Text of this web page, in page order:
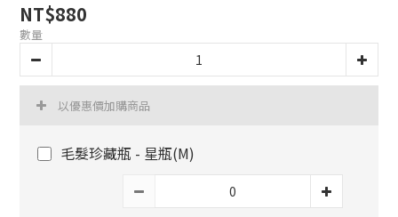
NT$880
數量
以優惠價加購商品
毛髮珍藏瓶 - 星瓶(M)